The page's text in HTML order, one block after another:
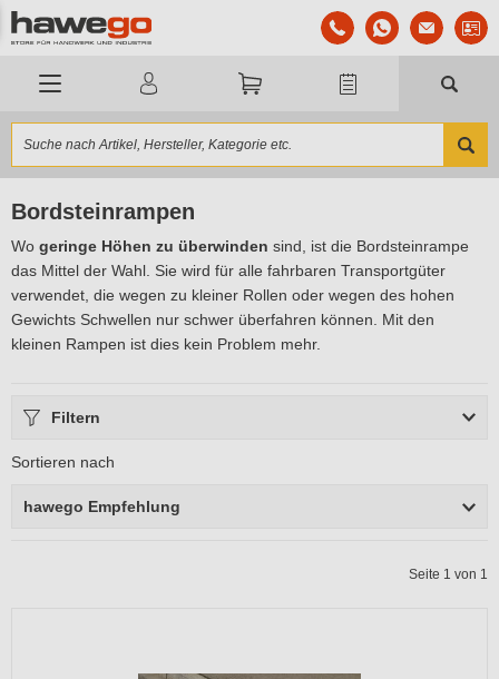
Bordsteinrampen
Wo geringe Höhen zu überwinden sind, ist die Bordsteinrampe
das Mittel der Wahl. Sie wird für alle fahrbaren Transportgüter
verwendet, die wegen zu kleiner Rollen oder wegen des hohen
Gewichts Schwellen nur schwer überfahren können. Mit den
kleinen Rampen ist dies kein Problem mehr.
Filtern
Sortieren nach
hawego Empfehlung
Seite 1 von 1